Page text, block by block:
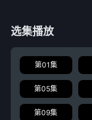
选集播放
第01集
第05集
第09集